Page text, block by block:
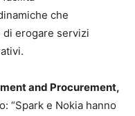
che
erogare servizi
and Procurement,
“Spark e Nokia hanno